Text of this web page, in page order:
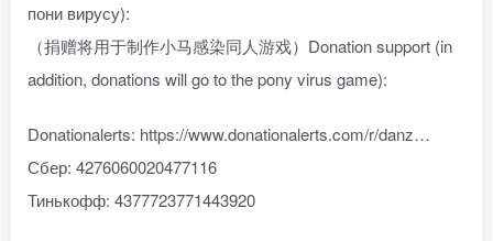
пони вирусу):
（捐赠将用于制作小马感染同人游戏）Donation support (in
addition, donations will go to the pony virus game):
Donationalerts: https://www.donationalerts.com/r/danz…
Сбер: 4276060020477116
Тинькофф: 4377723771443920